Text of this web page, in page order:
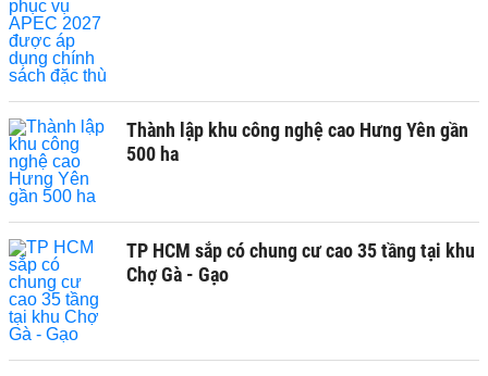
Thành lập khu công nghệ cao Hưng Yên gần
500 ha
TP HCM sắp có chung cư cao 35 tầng tại khu
Chợ Gà - Gạo